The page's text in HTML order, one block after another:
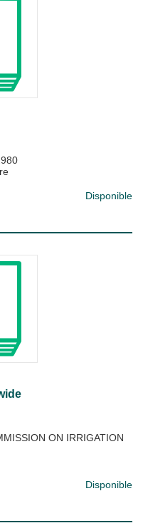
Disponible
ON IRRIGATION
Disponible